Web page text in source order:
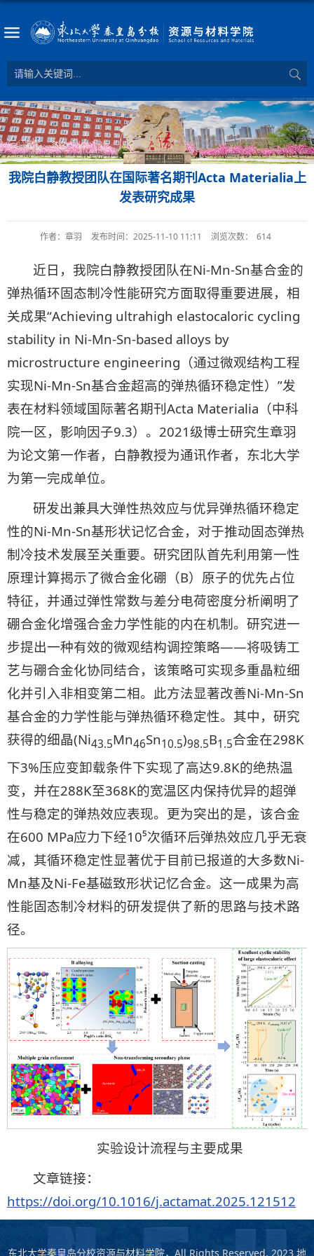
我院白静教授团队在国际著名期刊Acta Materialia上
发表研究成果
作者：章羽 发布时间：2025-11-10 11:11 浏览次数： 614
近日，我院白静教授团队在Ni-Mn-Sn基合金的
弹热循环固态制冷性能研究方面取得重要进展，相
关成果“Achieving ultrahigh elastocaloric cycling
stability in Ni-Mn-Sn-based alloys by
microstructure engineering（通过微观结构工程
实现Ni-Mn-Sn基合金超高的弹热循环稳定性）”发
表在材料领域国际著名期刊Acta Materialia（中科
院一区，影响因子9.3）。2021级博士研究生章羽
为论文第一作者，白静教授为通讯作者，东北大学
为第一完成单位。
研发出兼具大弹性热效应与优异弹热循环稳定
性的Ni-Mn-Sn基形状记忆合金，对于推动固态弹热
制冷技术发展至关重要。研究团队首先利用第一性
原理计算揭示了微合金化硼（B）原子的优先占位
特征，并通过弹性常数与差分电荷密度分析阐明了
硼合金化增强合金力学性能的内在机制。研究进一
步提出一种有效的微观结构调控策略——将吸铸工
艺与硼合金化协同结合，该策略可实现多重晶粒细
化并引入非相变第二相。此方法显著改善Ni-Mn-Sn
基合金的力学性能与弹热循环稳定性。其中，研究
获得的细晶(Ni43.5Mn46Sn10.5)98.5B1.5合金在298K
下3%压应变卸载条件下实现了高达9.8K的绝热温
变，并在288K至368K的宽温区内保持优异的超弹
性与稳定的弹热效应表现。更为突出的是，该合金
在600 MPa应力下经10⁵次循环后弹热效应几乎无衰
减，其循环稳定性显著优于目前已报道的大多数Ni-
Mn基及Ni-Fe基磁致形状记忆合金。这一成果为高
性能固态制冷材料的研发提供了新的思路与技术路
径。
实验设计流程与主要成果
文章链接：
https://doi.org/10.1016/j.actamat.2025.121512
东北大学秦皇岛分校资源与材料学院，All Rights Reserved, 2023 地